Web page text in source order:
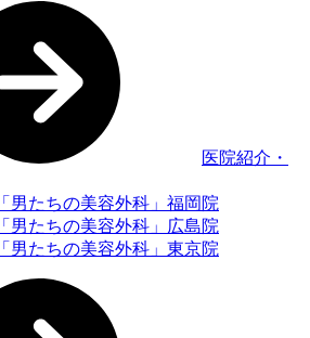
医院紹介・
男たちの美容外科」福岡院
男たちの美容外科」広島院
男たちの美容外科」東京院